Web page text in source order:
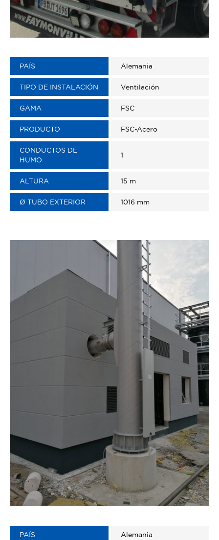
PAÍS Alemania
TIPO DE INSTALACIÓN Ventilación
GAMA FSC
PRODUCTO FSC-Acero
CONDUCTOS DE
HUMO
1
ALTURA 15 m
Ø TUBO EXTERIOR 1016 mm
PAÍS Alemania